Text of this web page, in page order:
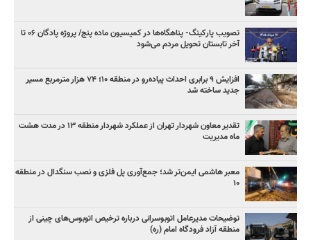
تصویب پارکینگ- پناهگاه‌ها در کمیسیون ماده پنج/ پروژه پادگان ۰۶ تا
آخر تابستان تحویل مردم می‌شود
افزایش ۹ برابری احداث پیاده‌رو در منطقه ۱۰؛ ۷۴ هزار مترمربع مسیر
جدید ساخته شد
تقدیر معاون شهردار تهران از عملکرد شهردار منطقه ۱۳ در مدت هشت
ماه مدیریت
معبر هاشمی ایمن‌تر شد؛ جمع‌آوری پل فلزی و نصب سنگدال در منطقه
۱۰
توضیحات مدیرعامل اتوبوسرانی درباره ترخیص اتوبوس‌های چینی از
منطقه آزاد فرودگاه امام (ره)